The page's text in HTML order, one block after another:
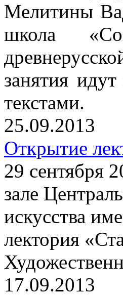
Мелитины
школа
занятия
текстами.
25.09.2013
Открытие
29 сентября
зале
искусства
лектория
17.09.2013